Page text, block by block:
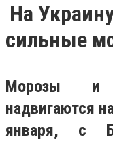
На
сильные
Морозы и
надвигаются
января, с